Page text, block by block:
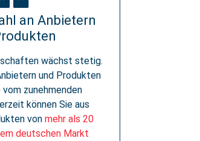
an Anbietern
wächst stetig.
und Produkten
zunehmenden
können Sie aus
vonmehr als 20
deutschen Markt